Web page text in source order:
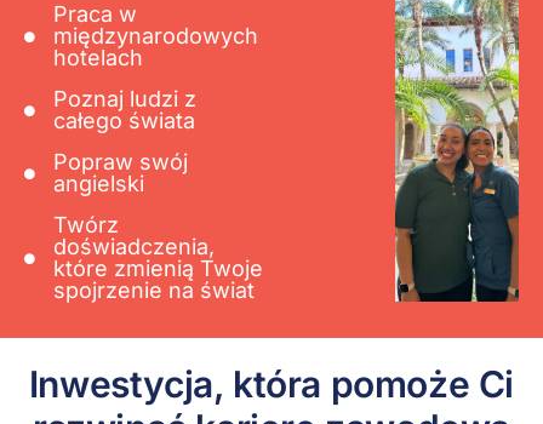
Praca w
międzynarodowych
hotelach
Poznaj ludzi z
całego świata
Popraw swój
angielski
Twórz
doświadczenia,
które zmienią Twoje
spojrzenie na świat
Inwestycja, która pomoże Ci